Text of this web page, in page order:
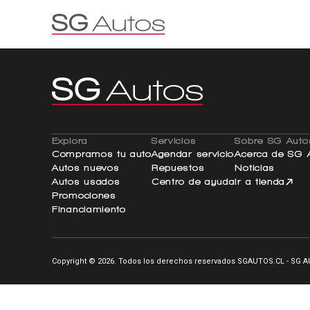
Explora
Compramos tu auto
Autos nuevos
Autos usados
Promociones
Financiamiento
Servicios
Agendar servicio
Repuestos
Centro de ayuda
Sobre SG
Acerca de SG
Noticias
Ir a tienda
Copyright © 2026. Todos los derechos reservados SGAUTOS.CL - SG